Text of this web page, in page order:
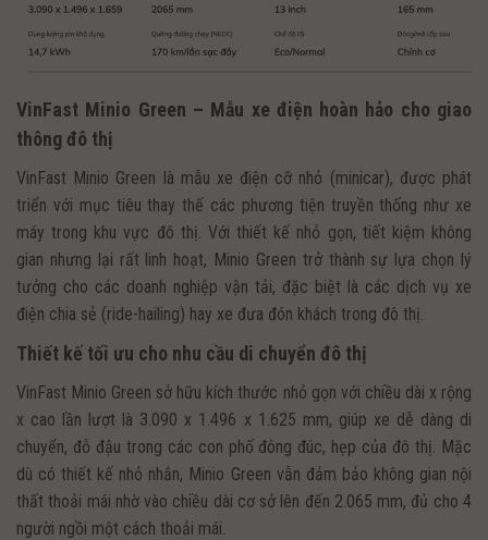
VinFast Minio Green – Mẫu xe điện hoàn hảo cho giao
thông đô thị
VinFast Minio Green là mẫu xe điện cỡ nhỏ (minicar), được phát
triển với mục tiêu thay thế các phương tiện truyền thống như xe
máy trong khu vực đô thị. Với thiết kế nhỏ gọn, tiết kiệm không
gian nhưng lại rất linh hoạt, Minio Green trở thành sự lựa chọn lý
tưởng cho các doanh nghiệp vận tải, đặc biệt là các dịch vụ xe
điện chia sẻ (ride-hailing) hay xe đưa đón khách trong đô thị.
Thiết kế tối ưu cho nhu cầu di chuyển đô thị
VinFast Minio Green sở hữu kích thước nhỏ gọn với chiều dài x rộng
x cao lần lượt là 3.090 x 1.496 x 1.625 mm, giúp xe dễ dàng di
chuyển, đỗ đậu trong các con phố đông đúc, hẹp của đô thị. Mặc
dù có thiết kế nhỏ nhắn, Minio Green vẫn đảm bảo không gian nội
thất thoải mái nhờ vào chiều dài cơ sở lên đến 2.065 mm, đủ cho 4
người ngồi một cách thoải mái.